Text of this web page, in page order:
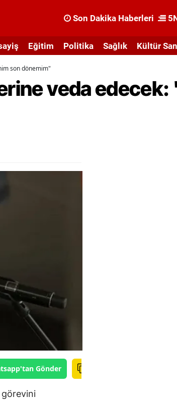
Son Dakika Haberleri
Eğitim Politika Sağlık Kültür
son dönemim"
veda edecek:
Gönder
görevini